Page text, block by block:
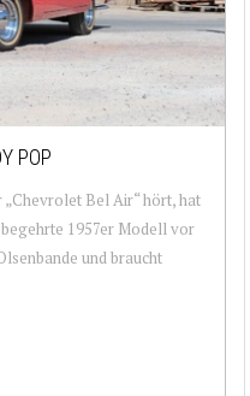
POP
Bel Air“ hört, hat
1957er Modell vor
und braucht